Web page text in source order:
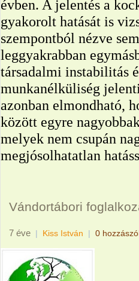
évben. A jelentés a
gyakorolt hatását is
szempontból nézve
leggyakrabban
társadalmi instabilitás
munkanélküliség
azonban elmondható,
között egyre
melyek nem csupán
megjósolhatatlan
Vándortábori
7 éve | Kiss István | 0